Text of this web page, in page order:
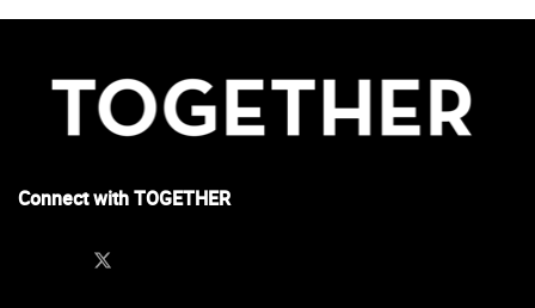
Connect with TOGETHER